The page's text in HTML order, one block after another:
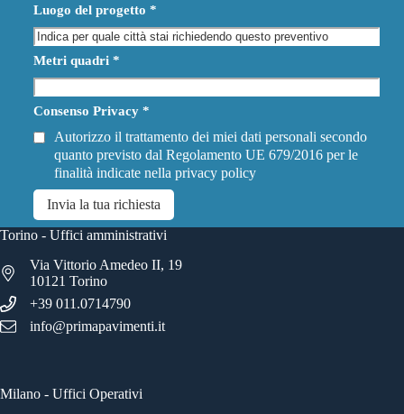
Luogo del progetto *
Metri quadri *
Consenso Privacy *
Autorizzo il trattamento dei miei dati personali secondo
quanto previsto dal Regolamento UE 679/2016 per le
finalità indicate nella privacy policy
Invia la tua richiesta
Torino - Uffici amministrativi
Via Vittorio Amedeo II, 19
10121 Torino
+39 011.0714790
info@primapavimenti.it
Milano - Uffici Operativi